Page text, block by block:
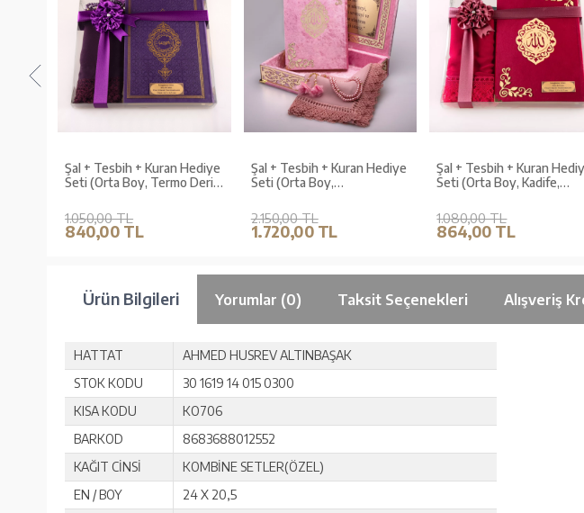
Şal + Tesbih + Kuran Hediye
Seti (Orta Boy, Termo Deri,
1.050,00 TL
840,00 TL
Şal + Tesbih + Kuran Hediye
Seti (Orta Boy,
Pleksi, Raşel Kutu, Bebe
Pembe)
2.150,00 TL
1.720,00 TL
Şal + Tesbih + Kuran
Seti (Orta Boy, Kadife,
1.080,00 TL
864,00 TL
Ürün Bilgileri Yorumlar (0) Taksit Seçenekleri Alışveriş
HATTAT
AHMED HUSREV ALTINBAŞAK
STOK KODU
30 1619 14 015 0300
KISA KODU
KO706
BARKOD
8683688012552
KAĞIT CİNSİ
KOMBİNE SETLER(ÖZEL)
EN / BOY
24 X 20,5